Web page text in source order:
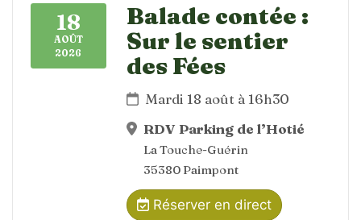
18
AOÛT
2026
Balade contée :
Sur le sentier
des Fées
Mardi 18 août à 16h30
RDV Parking de l’Hotié
La Touche-Guérin
35380 Paimpont
Réserver en direct